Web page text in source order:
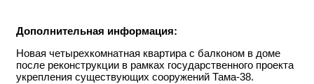
Дополнительная информация:
Новая четырехкомнатная квартира с балконом в доме
после реконструкции в рамках государственного проекта
укрепления существующих сооружений Тама-38.